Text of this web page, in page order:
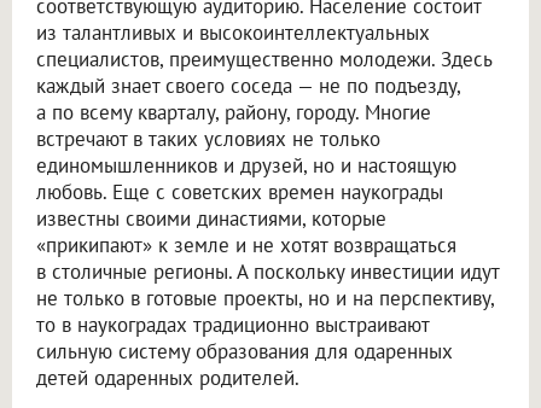
соответствующую аудиторию. Население состоит
из талантливых и высокоинтеллектуальных
специалистов, преимущественно молодежи. Здесь
каждый знает своего соседа — не по подъезду,
а по всему кварталу, району, городу. Многие
встречают в таких условиях не только
единомышленников и друзей, но и настоящую
любовь. Еще с советских времен наукограды
известны своими династиями, которые
«прикипают» к земле и не хотят возвращаться
в столичные регионы. А поскольку инвестиции идут
не только в готовые проекты, но и на перспективу,
то в наукоградах традиционно выстраивают
сильную систему образования для одаренных
детей одаренных родителей.